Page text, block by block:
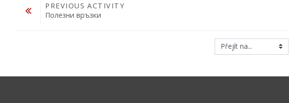
PREVIOUS ACTIVITY
Полезни връзки